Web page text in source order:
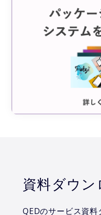
資料ダウン
QEDのサービス資